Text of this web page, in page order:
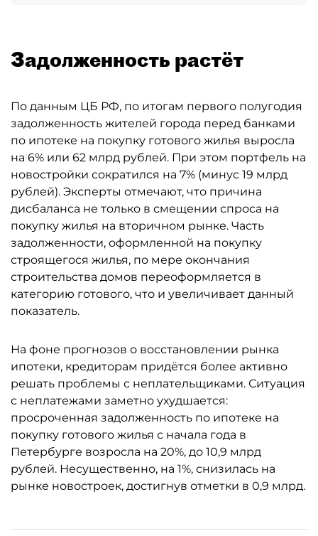
Задолженность растёт
По данным ЦБ РФ, по итогам первого полугодия
задолженность жителей города перед банками
по ипотеке на покупку готового жилья выросла
на 6% или 62 млрд рублей. При этом портфель на
новостройки сократился на 7% (минус 19 млрд
рублей). Эксперты отмечают, что причина
дисбаланса не только в смещении спроса на
покупку жилья на вторичном рынке. Часть
задолженности, оформленной на покупку
строящегося жилья, по мере окончания
строительства домов переоформляется в
категорию готового, что и увеличивает данный
показатель.
На фоне прогнозов о восстановлении рынка
ипотеки, кредиторам придётся более активно
решать проблемы с неплательщиками. Ситуация
с неплатежами заметно ухудшается:
просроченная задолженность по ипотеке на
покупку готового жилья с начала года в
Петербурге возросла на 20%, до 10,9 млрд
рублей. Несущественно, на 1%, снизилась на
рынке новостроек, достигнув отметки в 0,9 млрд.